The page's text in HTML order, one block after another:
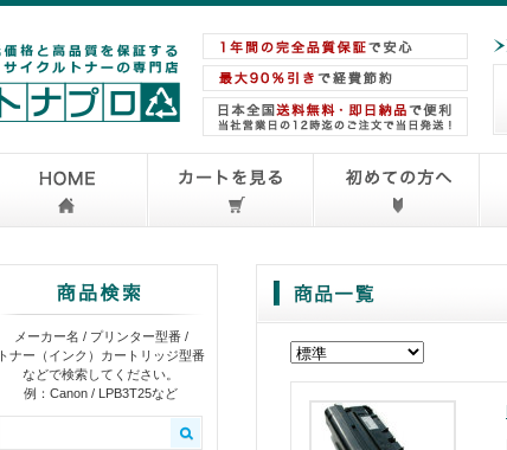
メーカー名 / プリンター型番 /
トナー（インク）カートリッジ型番
などで検索してください。
例：Canon / LPB3T25など